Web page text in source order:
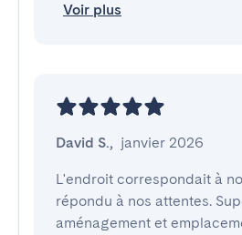
Voir plus
David S., janvier 2026
L'endroit correspondait à
répondu à nos attentes.
aménagement et